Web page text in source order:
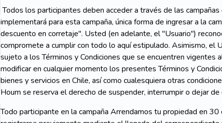
Todos los participantes deben acceder a través de las
implementará para esta campaña, única forma de ingresar a la
descuento en corretaje". Usted (en adelante, el "Usuario")
compromete a cumplir con todo lo aquí estipulado. Asimismo, el
sujeto a los Términos y Condiciones que se encuentren
modificar en cualquier momento los presentes Términos y
bienes y servicios en Chile, así como cualesquiera otras
Houm se reserva el derecho de suspender, interrumpir o dejar
Todo participante en la campaña Arrendamos tu propiedad en